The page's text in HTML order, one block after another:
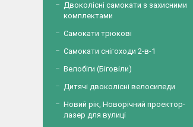
Двоколісні самокати з захисними
комплектами
Самокати трюкові
Самокати снігоходи 2-в-1
Велобіги (Біговіли)
Дитячі двоколісні велосипеди
Новий рік, Новорічний проектор-
лазер для вулиці